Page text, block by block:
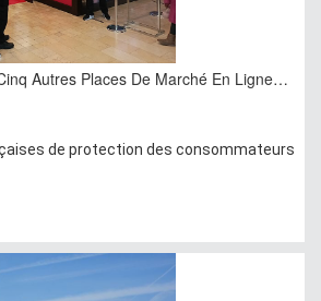
Autres Places De Marché En Ligne…
de protection des consommateurs